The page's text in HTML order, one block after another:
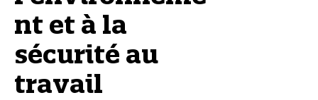
nt et à la
sécurité au
travail